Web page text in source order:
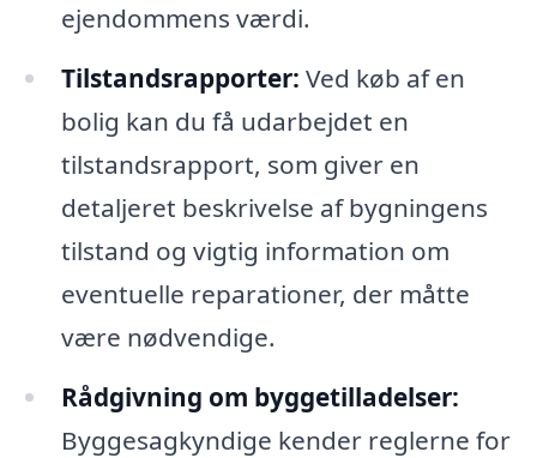
ejendommens værdi.
Tilstandsrapporter: Ved køb af en
bolig kan du få udarbejdet en
tilstandsrapport, som giver en
detaljeret beskrivelse af bygningens
tilstand og vigtig information om
eventuelle reparationer, der måtte
være nødvendige.
Rådgivning om byggetilladelser:
Byggesagkyndige kender reglerne for